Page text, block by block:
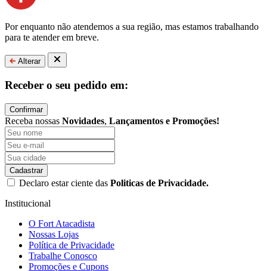
Por enquanto não atendemos a sua região, mas estamos trabalhando
para te atender em breve.
Alterar
Receber o seu pedido em:
Confirmar
Receba nossas Novidades, Lançamentos e Promoções!
Cadastrar
Declaro estar ciente das Politicas de Privacidade.
Institucional
O Fort Atacadista
Nossas Lojas
Política de Privacidade
Trabalhe Conosco
Promoções e Cupons